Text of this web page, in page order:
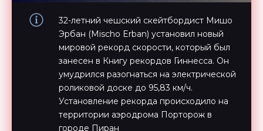
32-летний чешский скейтбордист Мишо
Эрбан (Mischo Erban) установил новый
мировой рекорд скорости, который был
занесен в Книгу рекордов Гиннесса. Он
умудрился разогнаться на электрической
роликовой доске до 95,83 км/ч.
Установление рекорда происходило на
территории аэродрома Порторож в
городе Пиран